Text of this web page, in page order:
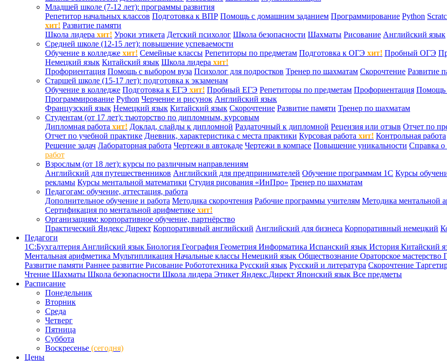
Младшей школе (7-12 лет): программы развития
Репетитор начальных классов Подготовка к ВПР Помощь с домашним заданием Программирование Python
хит! Развитие памяти
Школа лидера хит! Уроки этикета Детский психолог Школа безопасности Шахматы Рисование Английский язык
Средней школе (12-15 лет): повышение успеваемости
Обучение в колледже хит! Семейные классы Репетиторы по предметам Подготовка к ОГЭ хит! Пробный ОГЭ
Немецкий язык Китайский язык Школа лидера хит!
Профориентация Помощь с выбором вуза Психолог для подростков Тренер по шахматам Скорочтение Развитие
Старшей школе (15-17 лет): подготовка к экзаменам
Обучение в колледже Подготовка к ЕГЭ хит! Пробный ЕГЭ Репетиторы по предметам Профориентация Помощь
Программирование Python Черчение и рисунок Английский язык
Французский язык Немецкий язык Китайский язык Скорочтение Развитие памяти Тренер по шахматам
Студентам (от 17 лет): тьюторство по дипломным, курсовым
Дипломная работа хит! Доклад, слайды к дипломной Раздаточный к дипломной Рецензия или отзыв Отчет по
Отчет по учебной практике Дневник, характеристика с места практики Курсовая работа хит! Контрольная работа
Решение задач Лабораторная работа Чертежи в автокаде Чертежи в компасе Повышение уникальности Справка о
работ
Взрослым (от 18 лет): курсы по различным направлениям
Английский для путешественников Английский для предпринимателей Обучение программам 1С Курсы
рекламы Курсы ментальной математики Студия рисования «ИнПро» Тренер по шахматам
Педагогам: обучение, аттестация, работа
Дополнительное обучение и работа Методика скорочтения Рабочие программы учителям Методика ментальной
Сертификация по ментальной арифметике хит!
Организациям: корпоративное обучение, партнёрство
Практический Яндекс Директ Корпоративный английский Английский для бизнеса Корпоративный немецкий
Педагоги
1С:Бухгалтерия Английский язык Биология География Геометрия Информатика Испанский язык История Китайский
Ментальная арифметика Мультипликация Начальные классы Немецкий язык Обществознание Ораторское мастерство
Развитие памяти Раннее развитие Рисование Робототехника Русский язык Русский и литература Скорочтение
Чтение Шахматы Школа безопасности Школа лидера Этикет Яндекс.Директ Японский язык Все предметы
Расписание
Понедельник
Вторник
Среда
Четверг
Пятница
Суббота
Воскресенье (сегодня)
Цены